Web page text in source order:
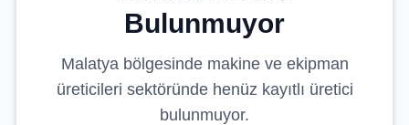
Bulunmuyor
Malatyabölgesinde makine ve ekipman
üreticileri sektöründe henüz kayıtlı üretici
bulunmuyor.